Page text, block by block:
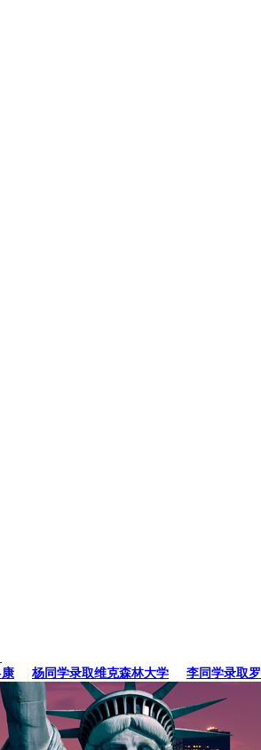
杨同学录取维克森林大学 李同学录取罗